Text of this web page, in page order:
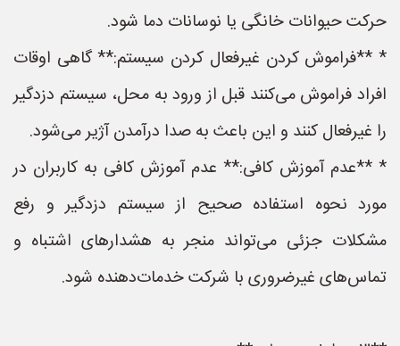
حرکت حیوانات خانگی یا نوسانات دما شود.
* **فراموش کردن غیرفعال کردن سیستم:** گاهی اوقات
افراد فراموش می‌کنند قبل از ورود به محل، سیستم دزدگیر
را غیرفعال کنند و این باعث به صدا درآمدن آژیر می‌شود.
* **عدم آموزش کافی:** عدم آموزش کافی به کاربران در
مورد نحوه استفاده صحیح از سیستم دزدگیر و رفع
مشکلات جزئی می‌تواند منجر به هشدارهای اشتباه و
تماس‌های غیرضروری با شرکت خدمات‌دهنده شود.